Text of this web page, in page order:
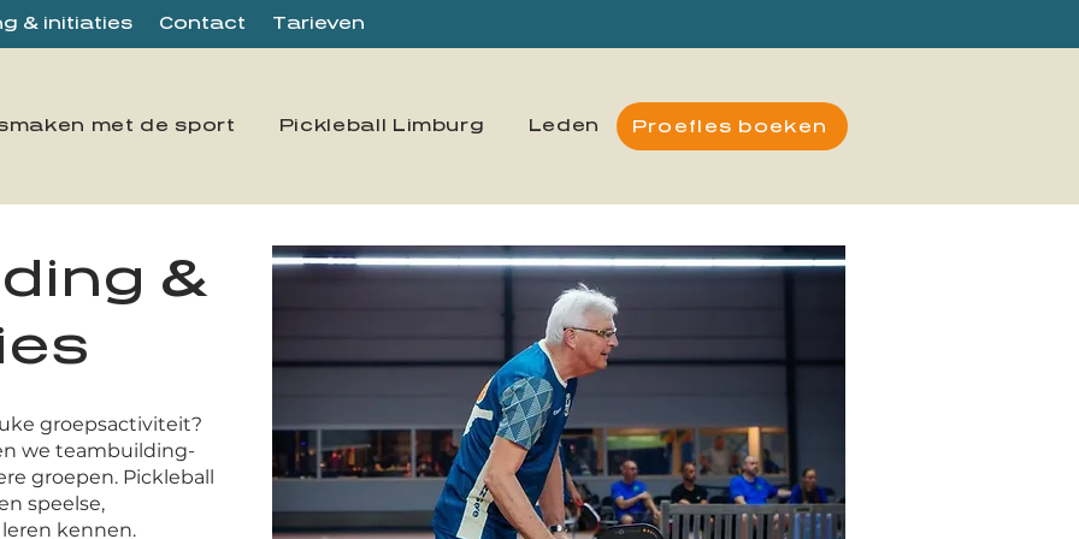
& initiaties Contact Tarieven
met de sport Pickleball Limburg Leden Proefles boeken
&
groepsactiviteit?
we teambuilding-
groepen. Pickleball
speelse,
kennen.